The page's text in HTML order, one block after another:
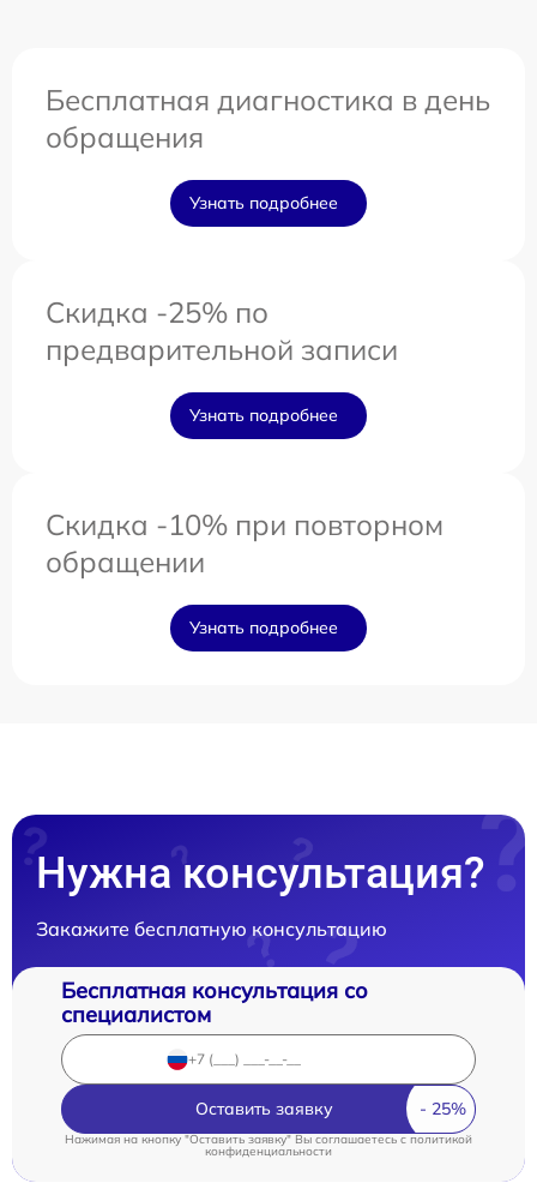
Бесплатная диагностика в день
обращения
Узнать подробнее
Скидка -25% по
предварительной записи
Узнать подробнее
Скидка -10% при повторном
обращении
Узнать подробнее
Нужна консультация?
Закажите бесплатную консультацию
Бесплатная консультация со
специалистом
Оставить заявку
Нажимая на кнопку "Оставить заявку" Вы соглашаетесь cполитикой
конфиденциальности